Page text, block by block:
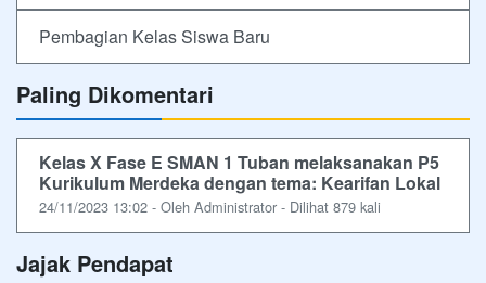
Pembagian Kelas Siswa Baru
Paling Dikomentari
Kelas X Fase E SMAN 1 Tuban melaksanakan P5
Kurikulum Merdeka dengan tema: Kearifan Lokal
24/11/2023 13:02 - Oleh Administrator - Dilihat 879 kali
Jajak Pendapat